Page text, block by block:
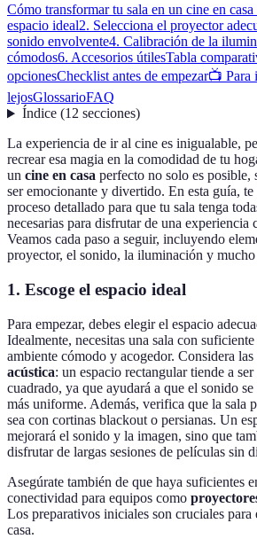
Cómo transformar tu sala en un cine en
espacio ideal2. Selecciona el proyector
sonido envolvente4. Calibración de la
cómodos6. Accesorios útilesTabla
opcionesChecklist antes de empezar📺 Para
lejosGlossarioFAQ
Índice(12 secciones)
La experiencia de ir al cine es inigualable,
recrear esa magia en la comodidad de tu
un cine en casa perfecto no solo es posible,
ser emocionante y divertido. En esta guía,
proceso detallado para que tu sala tenga
necesarias para disfrutar de una experiencia
Veamos cada paso a seguir, incluyendo
proyector, el sonido, la iluminación y mucho
1. Escoge el espacio ideal
Para empezar, debes elegir el espacio
Idealmente, necesitas una sala con
ambiente cómodo y acogedor. Considera las
acústica: un espacio rectangular tiende a
cuadrado, ya que ayudará a que el sonido
más uniforme. Además, verifica que la sala
sea con cortinas blackout o persianas. Un
mejorará el sonido y la imagen, sino que
disfrutar de largas sesiones de películas sin
Asegúrate también de que haya suficientes
conectividad para equipos como
Los preparativos iniciales son cruciales para
casa.